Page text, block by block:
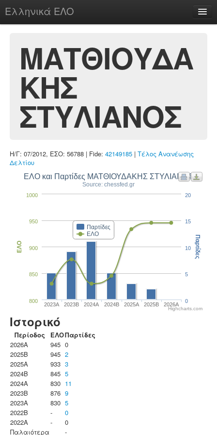
Ελληνικά ΕΛΟ
chesstu.be @ discord
Login
ΜΑΤΘΙΟΥΔΑ
ΚΗΣ
ΣΤΥΛΙΑΝΟΣ
Η/Γ: 07/2012, ΕΣΟ: 56788 | Fide: 42149185 | Τέλος Ανανέωσης
Δελτίου
ΕΛΟ και Παρτίδες ΜΑΤΘΙΟΥΔΑΚΗΣ ΣΤΥΛΙΑΝΟΣ
Source: chessfed.gr
Παρτίδες
ΕΛΟ
2023Α 2023B 2024A 2024B 2025A 2025B 2026A
800
850
900
950
1000
ΕΛΟ
0
5
10
15
20
Παρτίδες
Highcharts.com
Ιστορικό
Περίοδος ΕΛΟΠαρτίδες
2026A
945 0
2025B
945 2
2025A
933 3
2024B
845 5
2024A
830 11
2023B
876 9
2023Α
830 5
2022B
-
0
2022A
-
0
Παλαιότερα
-